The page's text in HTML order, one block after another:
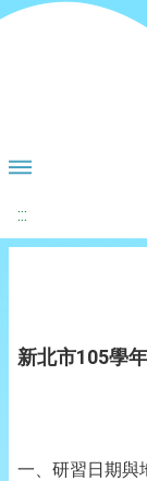
:::
新北市105學
一、研習日期與